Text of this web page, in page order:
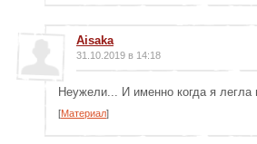
Aisaka
31.10.2019 в 14:18
Неужели... И именно когда я легла
[Материал]